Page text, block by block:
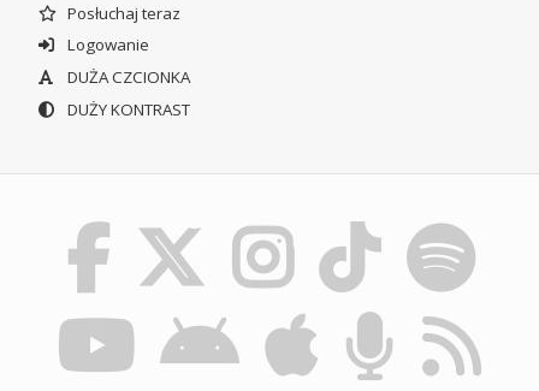
Posłuchaj teraz
Logowanie
DUŻA CZCIONKA
DUŻY KONTRAST